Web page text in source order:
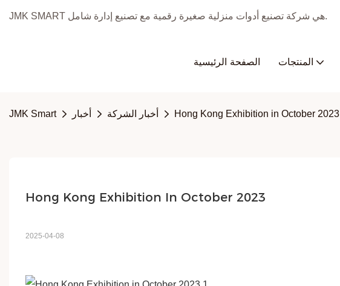
JMK SMART هي شركة تصنيع أدوات منزلية صغيرة رقمية مع تصنيع إدارة شامل.
الصفحة الرئيسية المنتجات
JMK Smart أخبار أخبار الشركة Hong Kong Exhibition in October 2023
Hong Kong Exhibition In October 2023
2025-04-08